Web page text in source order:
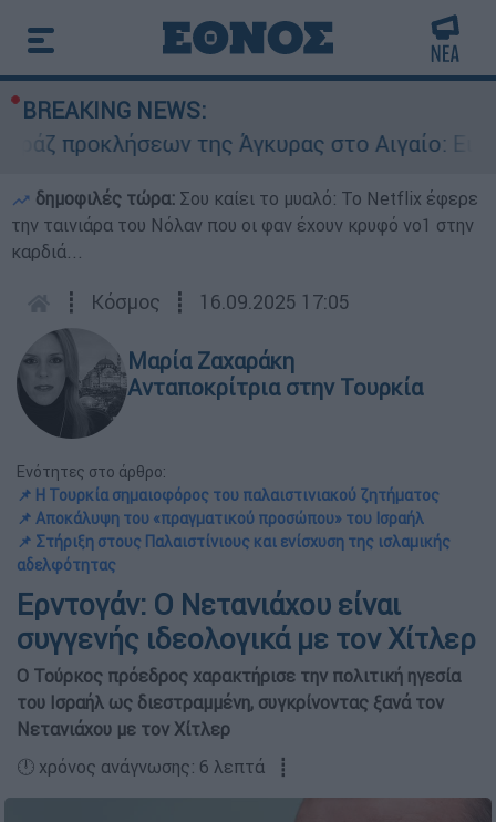
BREAKING NEWS:
της Άγκυρας στο Αιγαίο: Εικονική
δημοφιλές τώρα: Σου καίει το μυαλό: Το Netflix έφερε
την ταινιάρα του Νόλαν που οι φαν έχουν κρυφό νο1 στην
καρδιά...
┋ Κόσμος ┋ 16.09.2025 17:05
Μαρία Ζαχαράκη
Ανταποκρίτρια στην Τουρκία
Ενότητες στο άρθρο:
📌 Η Τουρκία σημαιοφόρος του παλαιστινιακού ζητήματος
📌 Αποκάλυψη του «πραγματικού προσώπου» του Ισραήλ
📌 Στήριξη στους Παλαιστίνιους και ενίσχυση της ισλαμικής
αδελφότητας
Ερντογάν: Ο Νετανιάχου είναι
συγγενής ιδεολογικά με τον Χίτλερ
Ο Τούρκος πρόεδρος χαρακτήρισε την πολιτική ηγεσία
του Ισραήλ ως διεστραμμένη, συγκρίνοντας ξανά τον
Νετανιάχου με τον Χίτλερ
🕛 χρόνος ανάγνωσης: 6 λεπτά ┋